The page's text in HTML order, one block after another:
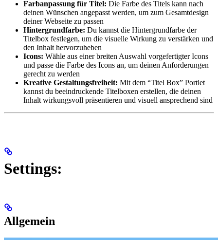
Farbanpassung für Titel: Die Farbe des Titels kann nach
deinen Wünschen angepasst werden, um zum Gesamtdesign
deiner Webseite zu passen
Hintergrundfarbe: Du kannst die Hintergrundfarbe der
Titelbox festlegen, um die visuelle Wirkung zu verstärken und
den Inhalt hervorzuheben
Icons: Wähle aus einer breiten Auswahl vorgefertigter Icons
und passe die Farbe des Icons an, um deinen Anforderungen
gerecht zu werden
Kreative Gestaltungsfreiheit: Mit dem “Titel Box” Portlet
kannst du beeindruckende Titelboxen erstellen, die deinen
Inhalt wirkungsvoll präsentieren und visuell ansprechend sind
Settings:
Allgemein